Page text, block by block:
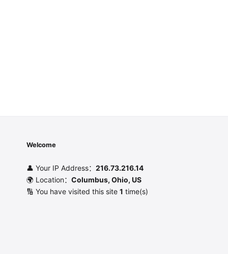
Welcome
👤 Your IP Address： 216.73.216.14
🌍 Location： Columbus, Ohio, US
🔢 You have visited this site 1 time(s)